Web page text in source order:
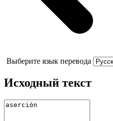
Выберите язык перевода
Исходный текст